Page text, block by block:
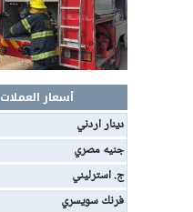
أسعار العملات
دينار اردني
جنيه مصري
ج. استرليني
فرنك سويسري